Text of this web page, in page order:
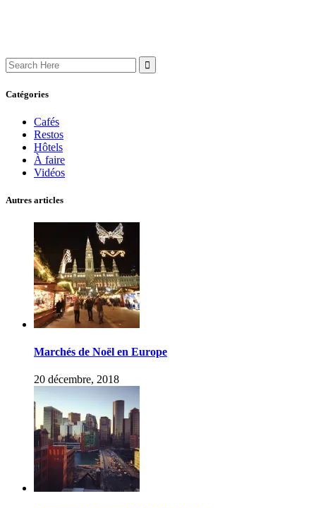
Search
for:
Catégories
Cafés
Restos
Hôtels
À faire
Vidéos
Autres articles
Marchés de Noël en Europe
20 décembre, 2018